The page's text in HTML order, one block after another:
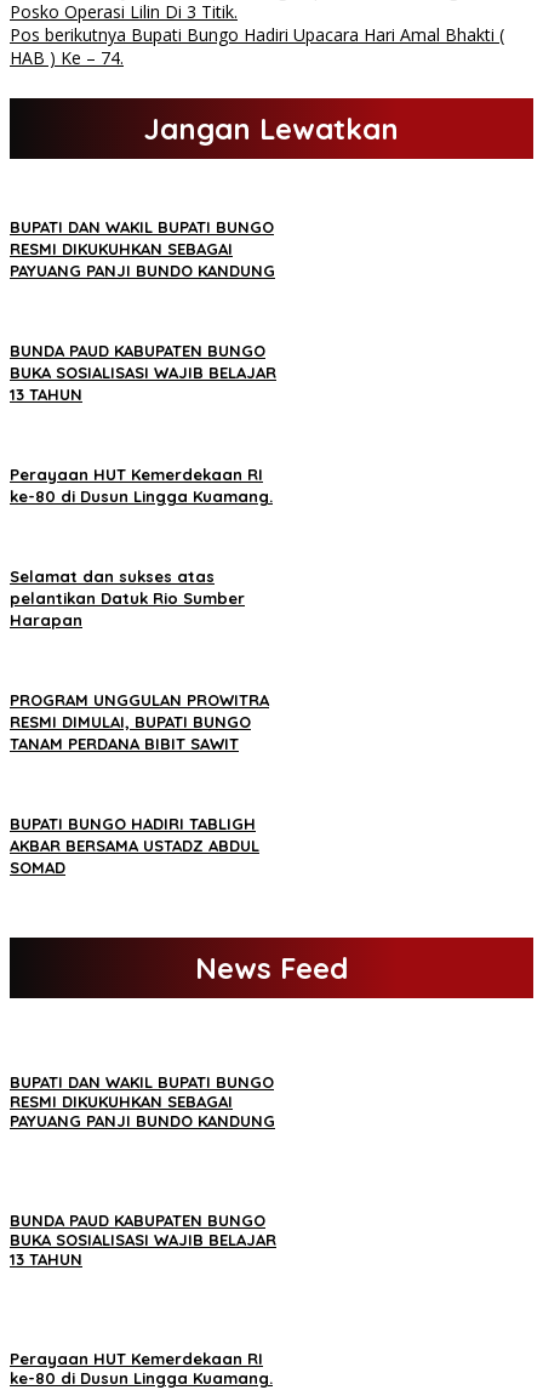
Posko Operasi Lilin Di 3 Titik.
Pos berikutnya Bupati Bungo Hadiri Upacara Hari Amal Bhakti (
HAB ) Ke – 74.
Jangan Lewatkan
BUPATI DAN WAKIL BUPATI BUNGO
RESMI DIKUKUHKAN SEBAGAI
PAYUANG PANJI BUNDO KANDUNG
BUNDA PAUD KABUPATEN BUNGO
BUKA SOSIALISASI WAJIB BELAJAR
13 TAHUN
Perayaan HUT Kemerdekaan RI
ke-80 di Dusun Lingga Kuamang.
Selamat dan sukses atas
pelantikan Datuk Rio Sumber
Harapan
PROGRAM UNGGULAN PROWITRA
RESMI DIMULAI, BUPATI BUNGO
TANAM PERDANA BIBIT SAWIT
BUPATI BUNGO HADIRI TABLIGH
AKBAR BERSAMA USTADZ ABDUL
SOMAD
News Feed
BUPATI DAN WAKIL BUPATI BUNGO
RESMI DIKUKUHKAN SEBAGAI
PAYUANG PANJI BUNDO KANDUNG
BUNDA PAUD KABUPATEN BUNGO
BUKA SOSIALISASI WAJIB BELAJAR
13 TAHUN
Perayaan HUT Kemerdekaan RI
ke-80 di Dusun Lingga Kuamang.